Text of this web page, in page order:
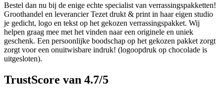
Bestel dan nu bij de enige echte specialist van verrassingspakketten!
Groothandel en leverancier Tezet drukt & print in haar eigen studio
je gedicht, logo en tekst op het gekozen verrassingspakket. Wij
helpen graag mee met het vinden naar een originele en uniek
geschenk. Een persoonlijke boodschap op het gekozen pakket zorgt
zorgt voor een onuitwisbare indruk! (logoopdruk op chocolade is
uitgesloten).
TrustScore van 4.7/5